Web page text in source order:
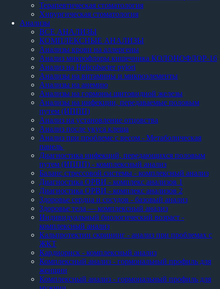
Терапевтическая стоматология
Хирургическая стоматология
Анализы
ВСЕ АНАЛИЗЫ
КОМПЛЕКСНЫЕ АНАЛИЗЫ
Анализы крови на аллергены
Анализ микрофлоры кишечника КОЛОНОФЛОР-16
Анализ на Helicobacter pylori
Анализы на витамины и микроэлементы
Анализы на анемию
Анализы на гормоны щитовидной железы
Анализы на инфекции, передаваемые половым
путем (ИППП)
Анализ на установление отцовства
Анализ после укуса клеща
Анализ при проблеме с весом - Метаболическая
панель
Диагностика инфекций, передающихся половым
путем (ИППП) - комплексный анализ
Баланс стрессовой системы - комплексный анализ
Диагностика ОРВИ - комплекс анализов 1
Диагностика ОРВИ - комплекс анализов 2
Здоровье сердца и сосудов - базовый анализ
Здоровье тела — комплексный анализ
Индивидуальный биологический возраст -
комплексный анализ
Кальпротектин скрининг - анализ при проблемах с
ЖКТ
Кардиориск - комплексный анализ
Комплексный анализ - гормональный профиль для
женщин
Комплексный анализ - гормональный профиль для